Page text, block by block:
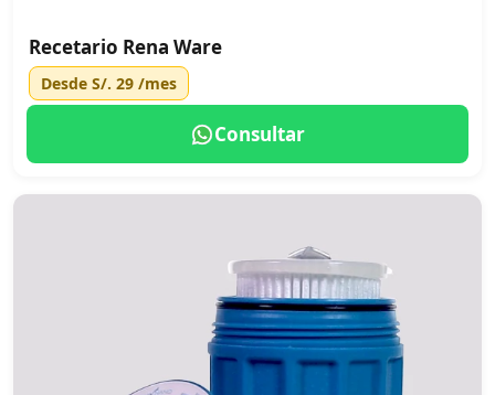
Recetario Rena Ware
Desde S/. 29 /mes
Consultar